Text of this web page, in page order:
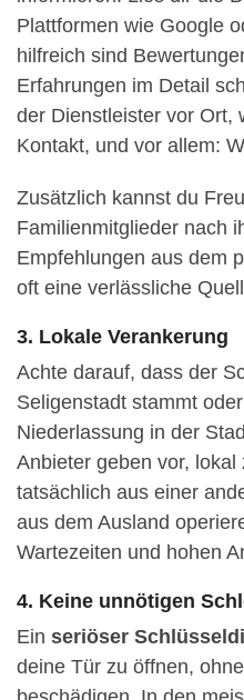
Plattformen wie Google
hilfreich sind
Erfahrungen im Detail
der Dienstleister vor Ort,
Kontakt, und vor allem:
Zusätzlich kannst du
Familienmitglieder nach
Empfehlungen aus dem
oft eine verlässliche
3. Lokale Verankerung
Achte darauf, dass der
Seligenstadt stammt
Niederlassung in der
Anbieter geben vor,
tatsächlich aus einer
aus dem Ausland
Wartezeiten und hohen
4. Keine unnötigen
Ein seriöser
deine Tür zu öffnen,